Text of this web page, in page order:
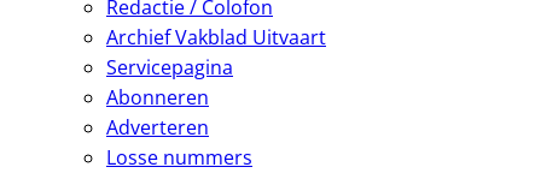
Redactie / Colofon
Archief Vakblad Uitvaart
Servicepagina
Abonneren
Adverteren
Losse nummers